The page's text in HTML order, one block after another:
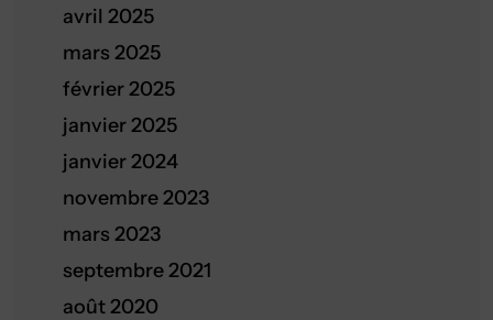
avril 2025
mars 2025
février 2025
janvier 2025
janvier 2024
novembre 2023
mars 2023
septembre 2021
août 2020